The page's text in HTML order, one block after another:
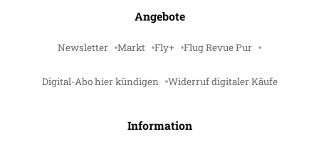
Angebote
Newsletter Markt Fly+ Flug Revue Pur
Digital-Abo hier kündigen Widerruf digitaler Käufe
Information